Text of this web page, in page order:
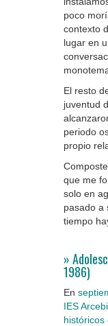
poco
contexto
lugar en
El resto
juventud
periodo
propio
que me
solo en
pasado a
tiempo
»
1986)
En
IES
históricos